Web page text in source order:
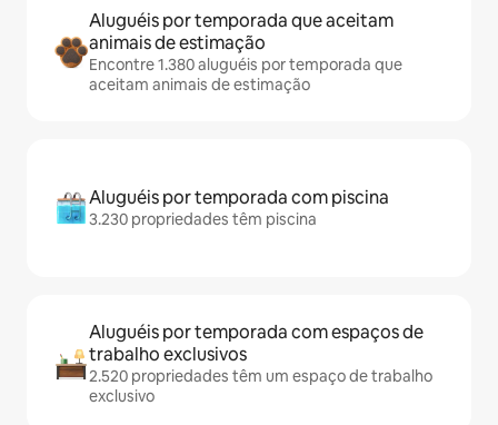
Aluguéis por temporada que aceitam
animais de estimação
Encontre 1.380 aluguéis por temporada que
aceitam animais de estimação
Aluguéis por temporada com piscina
3.230 propriedades têm piscina
Aluguéis por temporada com espaços de
trabalho exclusivos
2.520 propriedades têm um espaço de trabalho
exclusivo